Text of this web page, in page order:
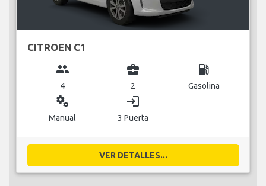
CITROEN C1
group
4
business_center
2
local_gas_station
Gasolina
miscellaneous_services
Manual
login
3 Puerta
VER DETALLES...